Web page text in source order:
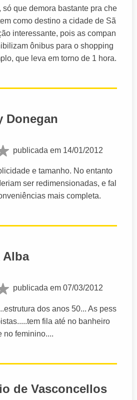
que demora bastante pra che
como destino a cidade de Sã
interessante, pois as compan
ônibus para o shopping
que leva em torno de 1 hora.
Donegan
publicada em 14/01/2012
e tamanho. No entanto
ser redimensionadas, e fal
mais completa.
Alba
publicada em 07/03/2012
dos anos 50... As pess
fila até no banheiro
no feminino....
de Vasconcellos